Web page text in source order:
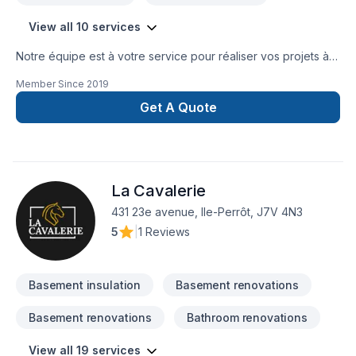
View all 10 services
Notre équipe est à votre service pour réaliser vos projets à
obtenir une soumission. Au plaisir de faire équipe avec
Member Since 2019
Get A Quote
La Cavalerie
431 23e avenue, Ile-Perrôt, J7V 4N3
5
1 Reviews
Basement insulation Basement renovations
Basement renovations Bathroom renovations
View all 19 services